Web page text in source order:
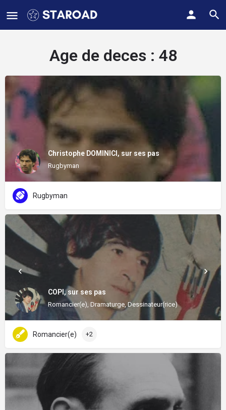
Age de deces : 48
Christophe DOMINICI, sur ses pas
Rugbyman
Rugbyman
COPI, sur ses pas
Romancier(e), Dramaturge, Dessinateur(rice)
Romancier(e) +2